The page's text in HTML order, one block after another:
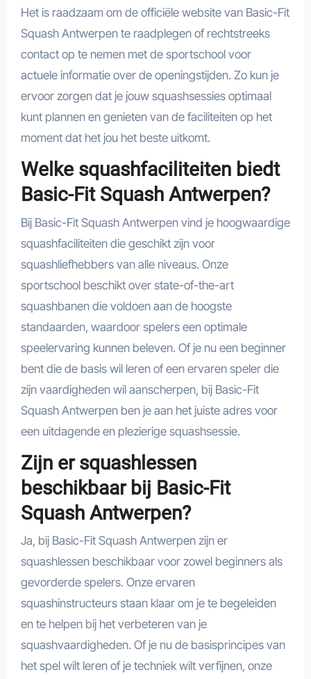
Het is raadzaam om de officiële website van Basic-Fit
Squash Antwerpen te raadplegen of rechtstreeks
contact op te nemen met de sportschool voor
actuele informatie over de openingstijden. Zo kun je
ervoor zorgen dat je jouw squashsessies optimaal
kunt plannen en genieten van de faciliteiten op het
moment dat het jou het beste uitkomt.
Welke squashfaciliteiten biedt
Basic-Fit Squash Antwerpen?
Bij Basic-Fit Squash Antwerpen vind je hoogwaardige
squashfaciliteiten die geschikt zijn voor
squashliefhebbers van alle niveaus. Onze
sportschool beschikt over state-of-the-art
squashbanen die voldoen aan de hoogste
standaarden, waardoor spelers een optimale
speelervaring kunnen beleven. Of je nu een beginner
bent die de basis wil leren of een ervaren speler die
zijn vaardigheden wil aanscherpen, bij Basic-Fit
Squash Antwerpen ben je aan het juiste adres voor
een uitdagende en plezierige squashsessie.
Zijn er squashlessen
beschikbaar bij Basic-Fit
Squash Antwerpen?
Ja, bij Basic-Fit Squash Antwerpen zijn er
squashlessen beschikbaar voor zowel beginners als
gevorderde spelers. Onze ervaren
squashinstructeurs staan klaar om je te begeleiden
en te helpen bij het verbeteren van je
squashvaardigheden. Of je nu de basisprincipes van
het spel wilt leren of je techniek wilt verfijnen, onze